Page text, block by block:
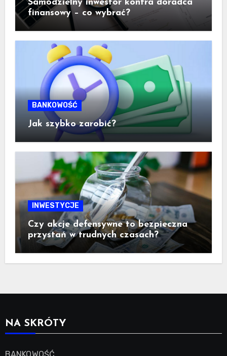
Samodzielny inwestor kontra doradca
finansowy – co wybrać?
BANKOWOŚĆ
Jak szybko zarobić?
INWESTYCJE
Czy akcje defensywne to bezpieczna
przystań w trudnych czasach?
NA SKRÓTY